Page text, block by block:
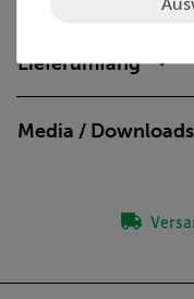
Lieferumfang
Media / Downloads